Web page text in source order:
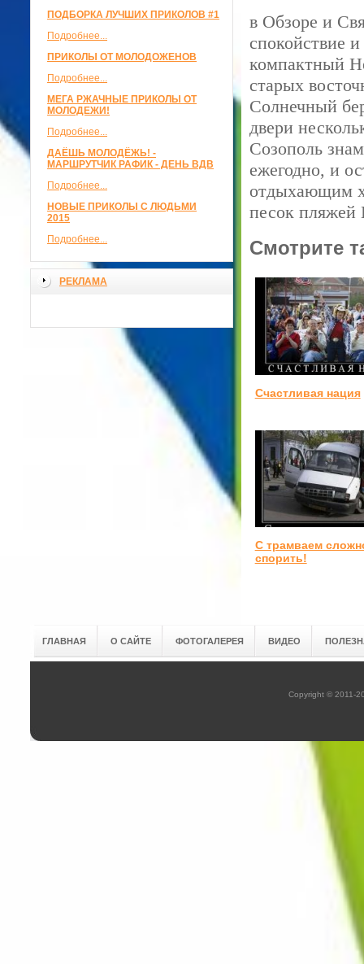
ПОДБОРКА ЛУЧШИХ ПРИКОЛОВ #1
Подробнее...
ПРИКОЛЫ ОТ МОЛОДОЖЕНОВ
Подробнее...
МЕГА РЖАЧНЫЕ ПРИКОЛЫ ОТ
МОЛОДЕЖИ!
Подробнее...
ДАЁШЬ МОЛОДЁЖЬ! -
МАРШРУТЧИК РАФИК - ДЕНЬ ВДВ
Подробнее...
НОВЫЕ ПРИКОЛЫ С ЛЮДЬМИ
2015
Подробнее...
РЕКЛАМА
в Обзоре и
спокойствие
компактный
старых
Солнечный
двери
Созополь
ежегодно, и
отдыхающим
песок пляжей
Смотрите
Счастливая нация
С трамваем
спорить!
ГЛАВНАЯ О САЙТЕ ФОТОГАЛЕРЕЯ ВИДЕО
Copyright © 2011-